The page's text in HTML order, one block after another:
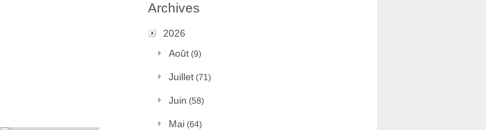
Archives
2026
Août (9)
Juillet (71)
Juin (58)
Mai (64)